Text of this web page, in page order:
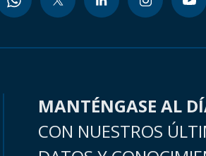
MANTÉNGASE AL
CON NUESTROS